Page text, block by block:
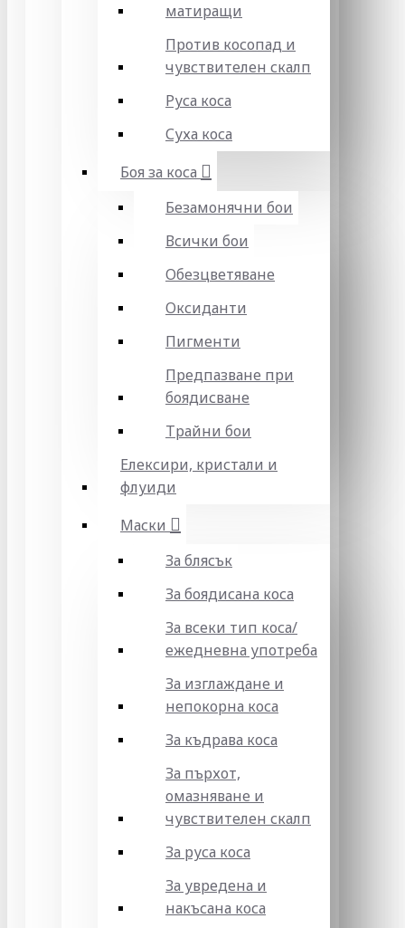
матиращи
Против косопад и
чувствителен скалп
Руса коса
Суха коса
Боя за коса
Безамонячни бои
Всички бои
Обезцветяване
Оксиданти
Пигменти
Предпазване при
боядисване
Трайни бои
Елексири, кристали и
флуиди
Маски
За блясък
За боядисана коса
За всеки тип коса/
ежедневна употреба
За изглаждане и
непокорна коса
За къдрава коса
За пърхот,
омазняване и
чувствителен скалп
За руса коса
За увредена и
накъсана коса